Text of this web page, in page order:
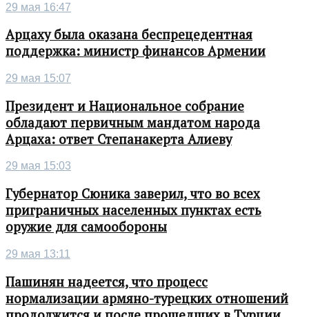
29 мая 16:47
Арцаху была оказана беспрецедентная
поддержка: министр финансов Армении
29 мая 15:07
Президент и Национальное собрание
обладают первичным мандатом народа
Арцаха: ответ Степанакерта Алиеву
29 мая 15:03
Губернатор Сюника заверил, что во всех
приграничных населенных пунктах есть
оружие для самообороны
29 мая 13:11
Пашинян надеется, что процесс
нормализации армяно-турецких отношений